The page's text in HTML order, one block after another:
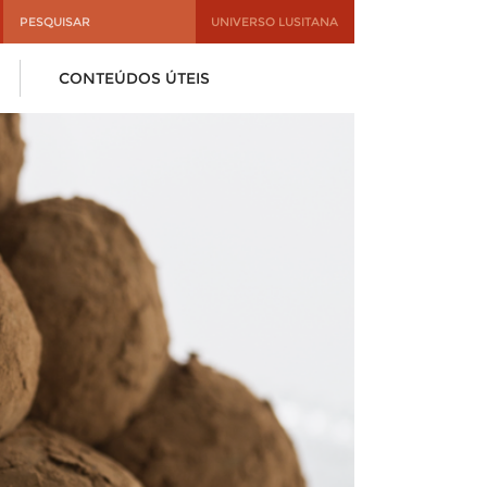
UNIVERSO LUSITANA
CONTEÚDOS ÚTEIS